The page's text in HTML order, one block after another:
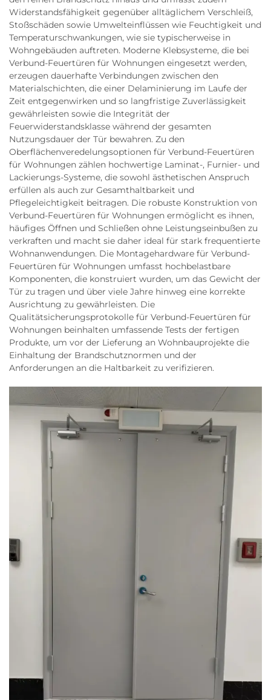
Widerstandsfähigkeit gegenüber alltäglichem Verschleiß,
Stoßschäden sowie Umwelteinflüssen wie Feuchtigkeit und
Temperaturschwankungen, wie sie typischerweise in
Wohngebäuden auftreten. Moderne Klebsysteme, die bei
Verbund-Feuertüren für Wohnungen eingesetzt werden,
erzeugen dauerhafte Verbindungen zwischen den
Materialschichten, die einer Delaminierung im Laufe der
Zeit entgegenwirken und so langfristige Zuverlässigkeit
gewährleisten sowie die Integrität der
Feuerwiderstandsklasse während der gesamten
Nutzungsdauer der Tür bewahren. Zu den
Oberflächenveredelungsoptionen für Verbund-Feuertüren
für Wohnungen zählen hochwertige Laminat-, Furnier- und
Lackierungs-Systeme, die sowohl ästhetischen Anspruch
erfüllen als auch zur Gesamthaltbarkeit und
Pflegeleichtigkeit beitragen. Die robuste Konstruktion von
Verbund-Feuertüren für Wohnungen ermöglicht es ihnen,
häufiges Öffnen und Schließen ohne Leistungseinbußen zu
verkraften und macht sie daher ideal für stark frequentierte
Wohnanwendungen. Die Montagehardware für Verbund-
Feuertüren für Wohnungen umfasst hochbelastbare
Komponenten, die konstruiert wurden, um das Gewicht der
Tür zu tragen und über viele Jahre hinweg eine korrekte
Ausrichtung zu gewährleisten. Die
Qualitätsicherungsprotokolle für Verbund-Feuertüren für
Wohnungen beinhalten umfassende Tests der fertigen
Produkte, um vor der Lieferung an Wohnbauprojekte die
Einhaltung der Brandschutznormen und der
Anforderungen an die Haltbarkeit zu verifizieren.